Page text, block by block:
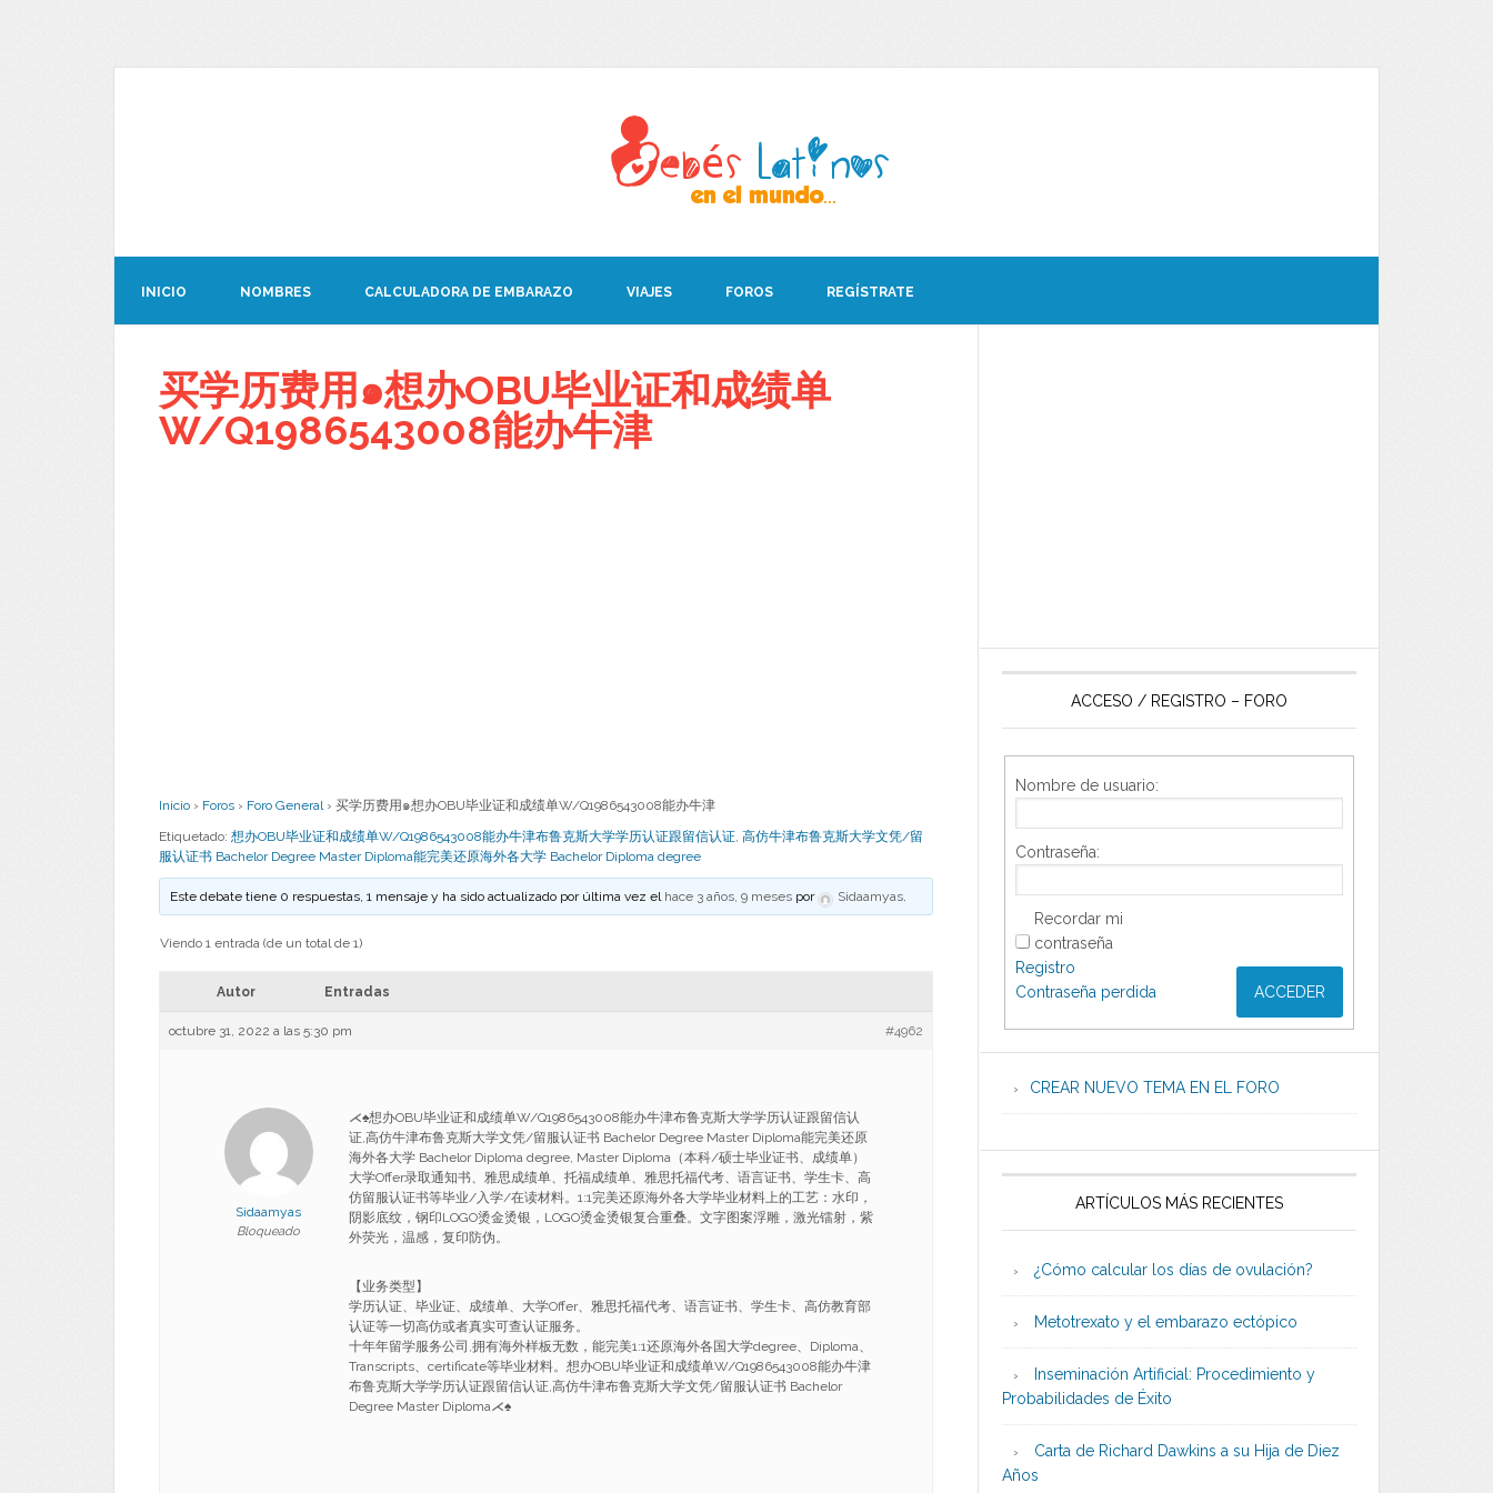
INICIO NOMBRES CALCULADORA DE EMBARAZO VIAJES FOROS REGÍSTRATE
买学历费用๑想办OBU毕业证和成绩单
W/Q1986543008能办牛津
Inicio › Foros › Foro General › 买学历费用๑想办OBU毕业证和成绩单W/Q1986543008能办牛津
Etiquetado: 想办OBU毕业证和成绩单W/Q1986543008能办牛津布鲁克斯大学学历认证跟留信认证, 高仿牛津布鲁克斯大学文凭/留
服认证书 Bachelor Degree Master Diploma能完美还原海外各大学 Bachelor Diploma degree
Este debate tiene 0 respuestas, 1 mensaje y ha sido actualizado por última vez el hace 3 años, 9 meses por Sidaamyas.
Viendo 1 entrada (de un total de 1)
Autor Entradas
octubre 31, 2022 a las 5:30 pm #4962
Sidaamyas
Bloqueado
⋌♠想办OBU毕业证和成绩单W/Q1986543008能办牛津布鲁克斯大学学历认证跟留信认
证,高仿牛津布鲁克斯大学文凭/留服认证书 Bachelor Degree Master Diploma能完美还原
海外各大学 Bachelor Diploma degree, Master Diploma（本科/硕士毕业证书、成绩单）
大学Offer录取通知书、雅思成绩单、托福成绩单、雅思托福代考、语言证书、学生卡、高
仿留服认证书等毕业/入学/在读材料。1:1完美还原海外各大学毕业材料上的工艺：水印，
阴影底纹，钢印LOGO烫金烫银，LOGO烫金烫银复合重叠。文字图案浮雕，激光镭射，紫
外荧光，温感，复印防伪。
【业务类型】
学历认证、毕业证、成绩单、大学Offer、雅思托福代考、语言证书、学生卡、高仿教育部
认证等一切高仿或者真实可查认证服务。
十年年留学服务公司,拥有海外样板无数，能完美1:1还原海外各国大学degree、Diploma、
Transcripts、certificate等毕业材料。想办OBU毕业证和成绩单W/Q1986543008能办牛津
布鲁克斯大学学历认证跟留信认证,高仿牛津布鲁克斯大学文凭/留服认证书 Bachelor
Degree Master Diploma⋌♠
ACCESO / REGISTRO – FORO
Nombre de usuario:
Contraseña:
Recordar mi
contraseña
ACCEDER
Registro
Contraseña perdida
CREAR NUEVO TEMA EN EL FORO
ARTÍCULOS MÁS RECIENTES
¿Cómo calcular los días de ovulación?
Metotrexato y el embarazo ectópico
Inseminación Artificial: Procedimiento y
Probabilidades de Éxito
Carta de Richard Dawkins a su Hija de Diez
Años